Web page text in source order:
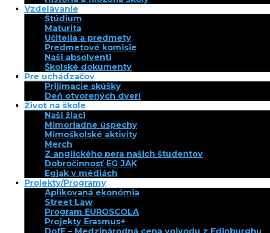
Vzdelávanie
Štúdium
Maturita
Učitelia a predmety
Predmetové komisie
Naši absolventi
Školské dokumenty
Pre uchádzačov
Prijímacie skúšky
Deň otvorených dverí
Život na škole
Naši žiaci
Mimoriadne úspechy
Mimoškolské aktivity
Merch
Z anglického pera našich študentov
Dobročinnosť EG JAK
Egjak v médiách
Projekty/Programy
Aplikovaná ekonómia
Street Law
Program EUROSCOLA
Projekty Erasmus+